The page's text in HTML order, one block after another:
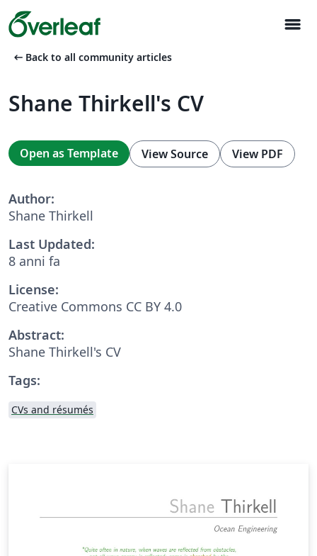
menu
arrow_left_alt Back to all community articles
Shane Thirkell's CV
Open as Template View Source View PDF
Author:
Shane Thirkell
Last Updated:
8 anni fa
License:
Creative Commons CC BY 4.0
Abstract:
Shane Thirkell's CV
Tags:
CVs and résumés